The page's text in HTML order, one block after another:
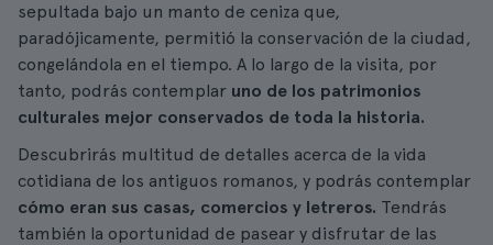
sepultada bajo un manto de ceniza que,
paradójicamente, permitió la conservación de la ciudad,
congelándola en el tiempo. A lo largo de la visita, por
tanto, podrás contemplar uno de los patrimonios
culturales mejor conservados de toda la historia.
Descubrirás multitud de detalles acerca de la vida
cotidiana de los antiguos romanos, y podrás contemplar
cómo eran sus casas, comercios y letreros. Tendrás
también la oportunidad de pasear y disfrutar de las